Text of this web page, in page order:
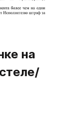
на